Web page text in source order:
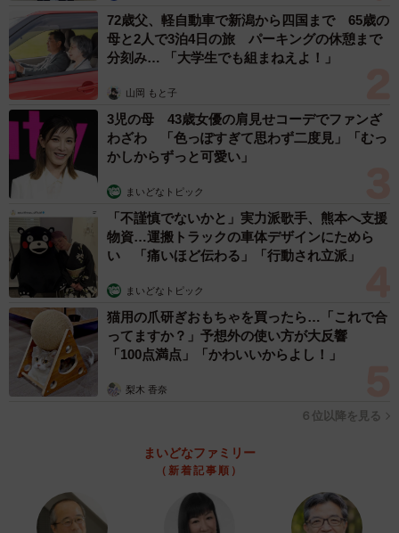
72歳父、軽自動車で新潟から四国まで 65歳の
母と2人で3泊4日の旅 パーキングの休憩まで
分刻み… 「大学生でも組まねえよ！」
山岡 もと子
3児の母 43歳女優の肩見せコーデでファンざ
わざわ 「色っぽすぎて思わず二度見」「むっ
かしからずっと可愛い」
まいどなトピック
「不謹慎でないかと」実力派歌手、熊本へ支援
物資…運搬トラックの車体デザインにためら
い 「痛いほど伝わる」「行動され立派」
まいどなトピック
猫用の爪研ぎおもちゃを買ったら…「これで合
ってますか？」予想外の使い方が大反響
「100点満点」「かわいいからよし！」
梨木 香奈
６位以降を見る
まいどなファミリー
（新着記事順）